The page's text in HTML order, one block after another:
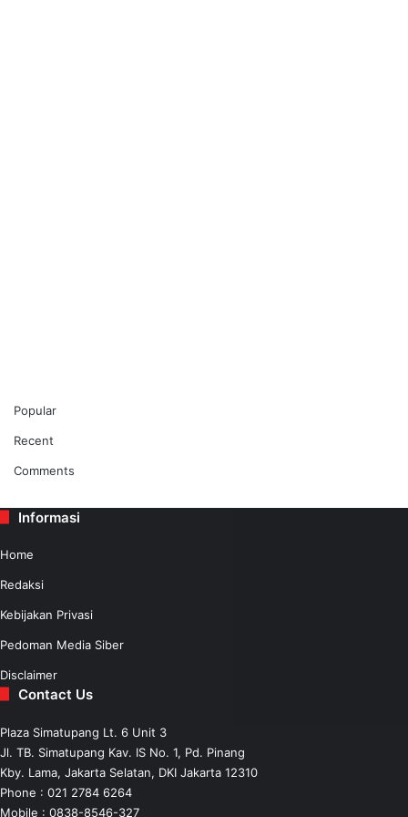
Popular
Recent
Comments
Informasi
Home
Redaksi
Kebijakan Privasi
Pedoman Media Siber
Disclaimer
Contact Us
Plaza Simatupang Lt. 6 Unit 3
Jl. TB. Simatupang Kav. IS No. 1, Pd. Pinang
Kby. Lama, Jakarta Selatan, DKI Jakarta 12310
Phone : 021 2784 6264
Mobile : 0838-8546-327